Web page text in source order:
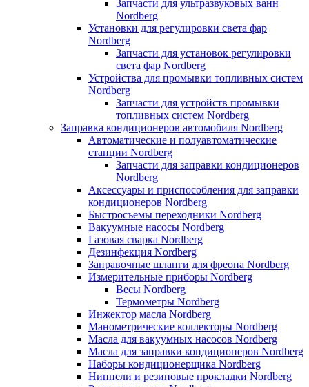
Запчасти для ультразвуковых ванн
Nordberg
Установки для регулировки света фар
Nordberg
Запчасти для установок регулировки
света фар Nordberg
Устройства для промывки топливных систем
Nordberg
Запчасти для устройств промывки
топливных систем Nordberg
Заправка кондиционеров автомобиля Nordberg
Автоматические и полуавтоматические
станции Nordberg
Запчасти для заправки кондиционеров
Nordberg
Аксессуары и приспособления для заправки
кондиционеров Nordberg
Быстросъемы переходники Nordberg
Вакуумные насосы Nordberg
Газовая сварка Nordberg
Дезинфекция Nordberg
Заправочные шланги для фреона Nordberg
Измерительные приборы Nordberg
Весы Nordberg
Термометры Nordberg
Инжектор масла Nordberg
Манометрические коллекторы Nordberg
Масла для вакуумных насосов Nordberg
Масла для заправки кондиционеров Nordberg
Наборы кондиционерщика Nordberg
Ниппели и резиновые прокладки Nordberg